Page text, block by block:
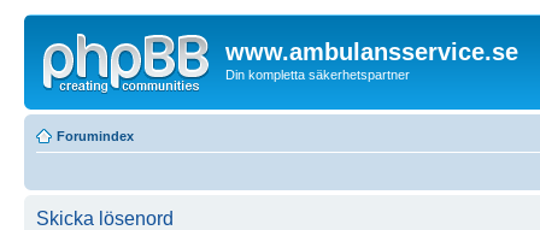
www.ambulansservice.se
Din kompletta säkerhetspartner
Forumindex
Skicka lösenord